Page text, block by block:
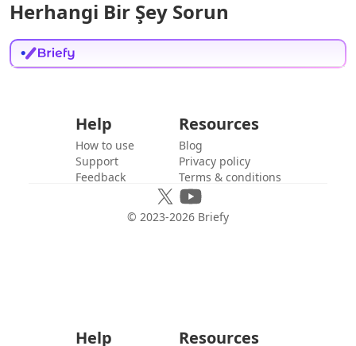
Herhangi Bir Şey Sorun
Help
How to use
Support
Feedback
Resources
Blog
Privacy policy
Terms & conditions
© 2023-2026 Briefy
Help Resources